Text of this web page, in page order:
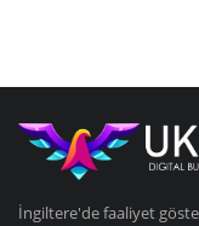
İngiltere'de faaliyet